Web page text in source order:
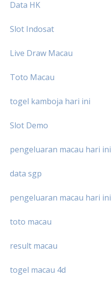
Data HK
Slot Indosat
Live Draw Macau
Toto Macau
togel kamboja hari ini
Slot Demo
pengeluaran macau hari ini
data sgp
pengeluaran macau hari ini
toto macau
result macau
togel macau 4d